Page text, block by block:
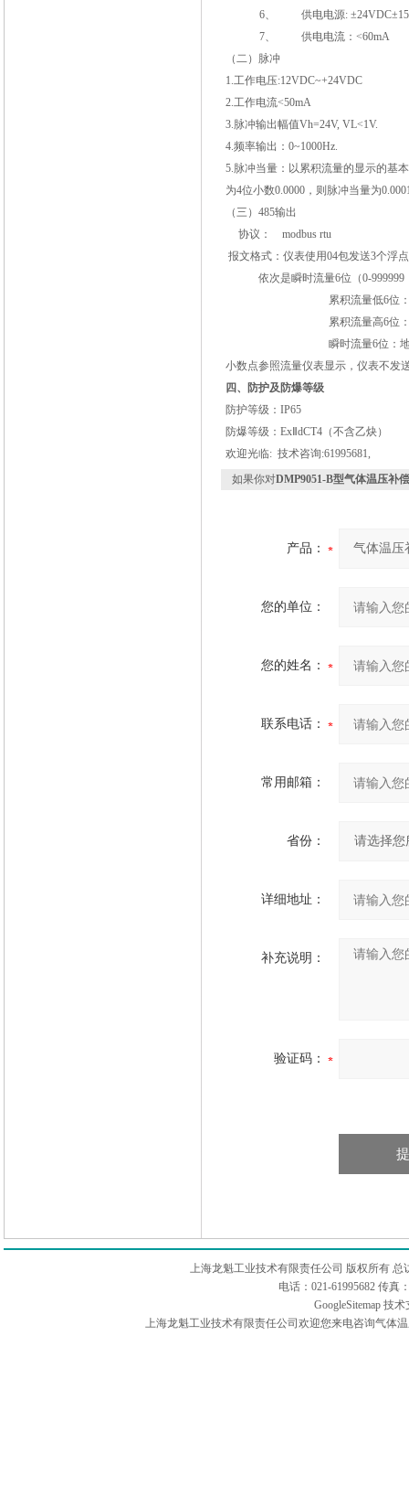
6、
供电电源:±24VDC±
7、
供电电流：<60mA
（二）脉冲
1.工作电压:12VDC~+24VDC
2.工作电流<50mA
3. 脉冲输出幅值Vh=24V, VL<1V.
4.频率输出： 0~1000Hz.
5. 脉冲当量：以累积流量的显示的基
为4位小数0.0000 ，则脉冲当量为
（三 ）485输出
协议：
modbus rtu
报文格式：仪表使用04包发送3个浮
依次是瞬时流量6位（0-999999
累积流量低6位
累积流量高6位
瞬时流量6位：
小数点参照流量仪表显示，仪表不发
四、防护及防爆等级
防护等级： IP65
防爆等级： Ex dCT4（不含乙炔）
欢迎光临: 技术咨询:61995681,
如果你对DMP9051-B型气体温压补
产品：
您的单位：
您的姓名：
联系电话：
常用邮箱：
省份：
详细地址：
补充说明：
验证码：
上海龙魁工业技术有限责任公司 版权所有 总
电话：021-61995682 传真
GoogleSitemap技术
上海龙魁工业技术有限责任公司欢迎您来电咨询气体